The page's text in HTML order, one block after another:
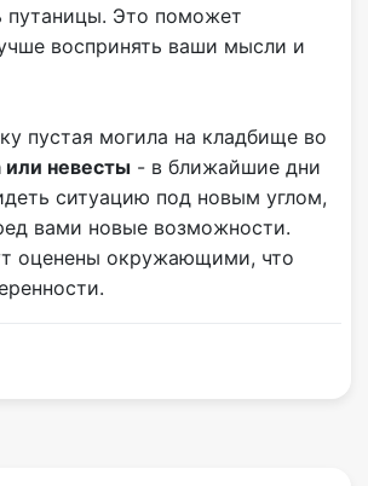
путаницы. Это поможет
воспринять ваши мысли и
пустая могила на кладбище во
невесты - в ближайшие дни
ситуацию под новым углом,
вами новые возможности.
оценены окружающими, что